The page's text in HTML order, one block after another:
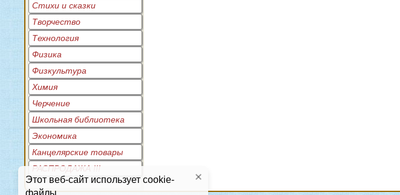
Этот веб-сайт использует cookie-
файлы.
Стихи и сказки
Творчество
Технология
Физика
Физкультура
Химия
Черчение
Школьная библиотека
Экономика
Канцелярские товары
РАСПРОДАЖА !!!